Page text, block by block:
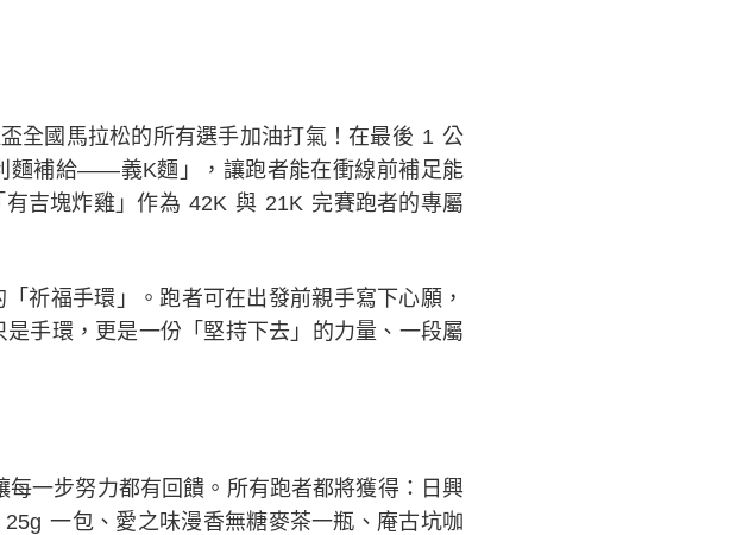
全國馬拉松的所有選手加油打氣！在最後 1 公
麵補給——義K麵」，讓跑者能在衝線前補足能
吉塊炸雞」作為 42K 與 21K 完賽跑者的專屬
祈福手環」。跑者可在出發前親手寫下心願，
手環，更是一份「堅持下去」的力量、一段屬
一步努力都有回饋。所有跑者都將獲得：日興
一包、愛之味漫香無糖麥茶一瓶、庵古坑咖